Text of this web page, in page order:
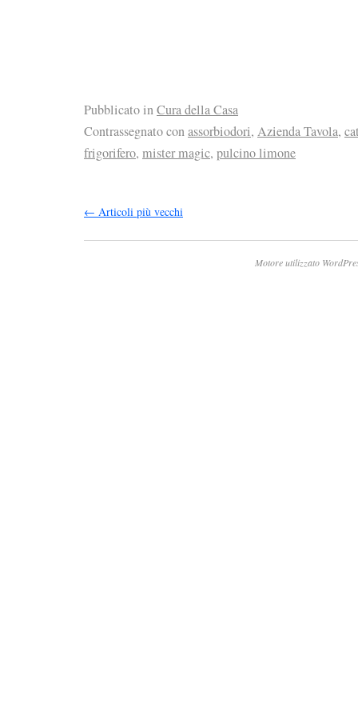
Pubblicato inCura della Casa
Contrassegnato conassorbiodori, Azienda Tavola,
frigorifero, mister magic, pulcino limone
← Articoli più vecchi
Motore utilizzato